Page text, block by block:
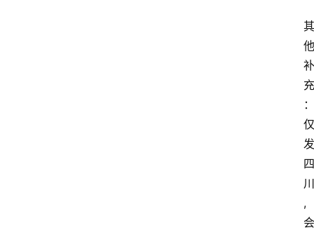
其
他
补
充
：
仅
发
四
川
,
会